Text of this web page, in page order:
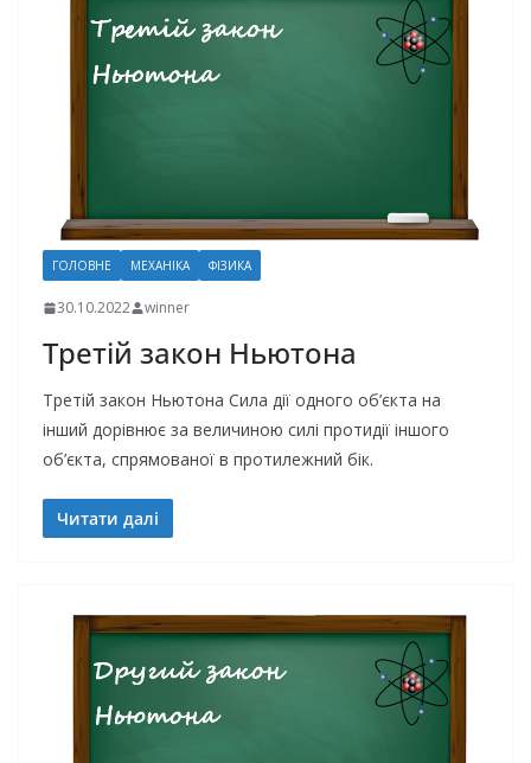
ГОЛОВНЕ МЕХАНІКА ФІЗИКА
30.10.2022 winner
Третій закон Ньютона
Третій закон Ньютона Сила дії одного об’єкта на
інший дорівнює за величиною силі протидії іншого
об’єкта, спрямованої в протилежний бік.
Читати далі